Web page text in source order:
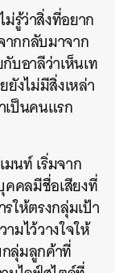
รู้ว่าสิ่งที่อยาก
กกลับมาจาก
บอาลีว่าเห็นเท
ยังไม่มีสิ่งเหล่า
เป็นคนแรก
มนท์ เริ่มจาก
คคลมีชื่อเสียงที่
ให้ตรงกลุ่มเป้า
มไว้วางใจให้
ลุ่มลูกค้าที่